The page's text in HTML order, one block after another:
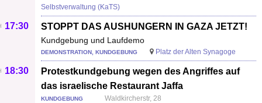
Selbstverwaltung (KaTS)
STOPPT DAS AUSHUNGERN IN GAZA JETZT!
Kundgebung und Laufdemo
17:30
DEMONSTRATION, KUNDGEBUNG Platz der Alten Synagoge
Protestkundgebung wegen des Angriffes auf
das israelische Restaurant Jaffa
18:30
KUNDGEBUNG Waldkircherstr, 28